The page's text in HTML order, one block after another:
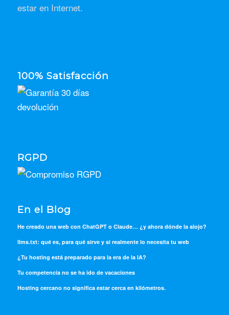
estar en Internet.
100% Satisfacción
RGPD
En el Blog
He creado una web con ChatGPT o Claude… ¿y ahora dónde la alojo?
llms.txt: qué es, para qué sirve y si realmente lo necesita tu web
¿Tu hosting está preparado para la era de la IA?
Tu competencia no se ha ido de vacaciones
Hosting cercano no significa estar cerca en kilómetros.